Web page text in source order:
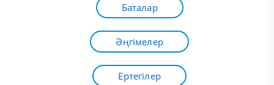
Баталар
Әңгімелер
Ертегілер